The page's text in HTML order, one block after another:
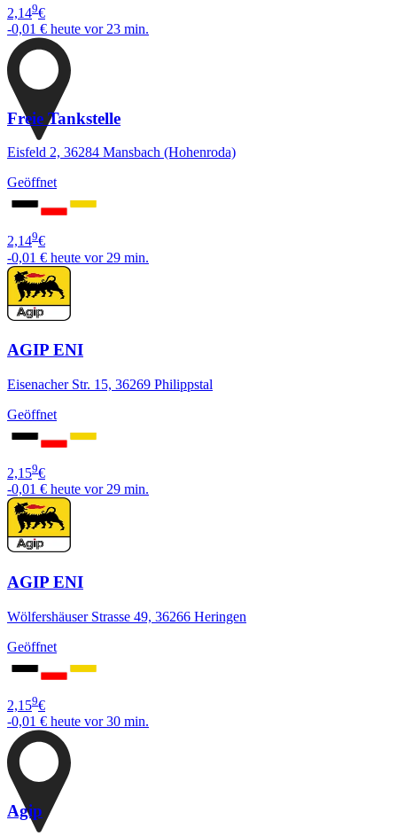
2,149€
-0,01 € heute vor 23 min.
Freie Tankstelle
Eisfeld 2, 36284 Mansbach (Hohenroda)
Geöffnet
2,149€
-0,01 € heute vor 29 min.
AGIP ENI
Eisenacher Str. 15, 36269 Philippstal
Geöffnet
2,159€
-0,01 € heute vor 29 min.
AGIP ENI
Wölfershäuser Strasse 49, 36266 Heringen
Geöffnet
2,159€
-0,01 € heute vor 30 min.
Agip